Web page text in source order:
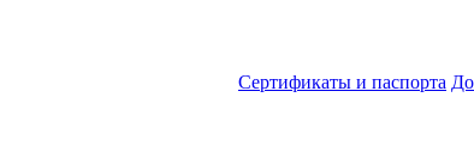
Сертификаты и паспорта